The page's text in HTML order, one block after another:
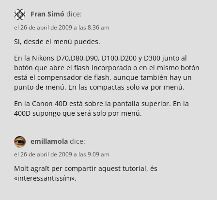
Fran Simó dice:
el 26 de abril de 2009 a las 8.36 am
Sí, desde el menú puedes.
En la Nikons D70,D80,D90, D100,D200 y D300 junto al
botón que abre el flash incorporado o en el mismo botón
está el compensador de flash, aunque también hay un
punto de menú. En las compactas solo va por menú.
En la Canon 40D está sobre la pantalla superior. En la
400D supongo que será solo por menú.
emillamola dice:
el 26 de abril de 2009 a las 9.09 am
Molt agraït per compartir aquest tutorial, és
«interessantissím».